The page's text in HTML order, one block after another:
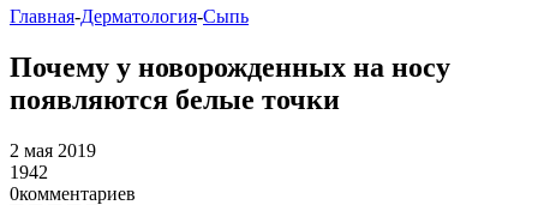
Главная-Дерматология-Сыпь
Почему у новорожденных на носу
появляются белые точки
2 мая 2019
1942
0комментариев